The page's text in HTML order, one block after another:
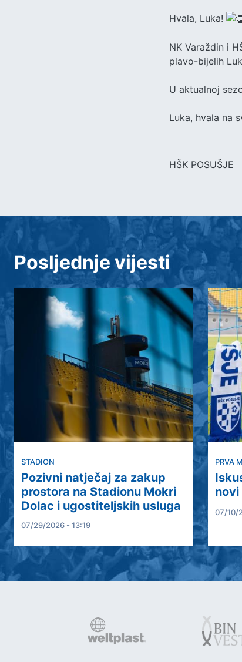
Hvala, Luka!
NK Varaždin i
plavo-bijelih
U aktualnoj
Luka, hvala na
HŠK POSUŠJE
Posljednje vijesti
STADION
Pozivni natječaj za zakup
prostora na Stadionu Mokri
Dolac i ugostiteljskih usluga
07/29/2026 - 13:19
PRVA
novi
07/10/